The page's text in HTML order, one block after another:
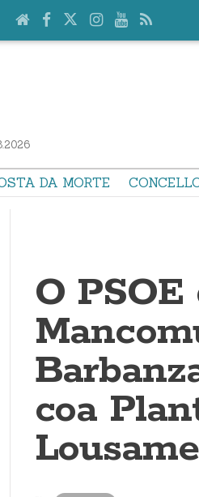
DA MORTE
O PSOE
coa
Lousame